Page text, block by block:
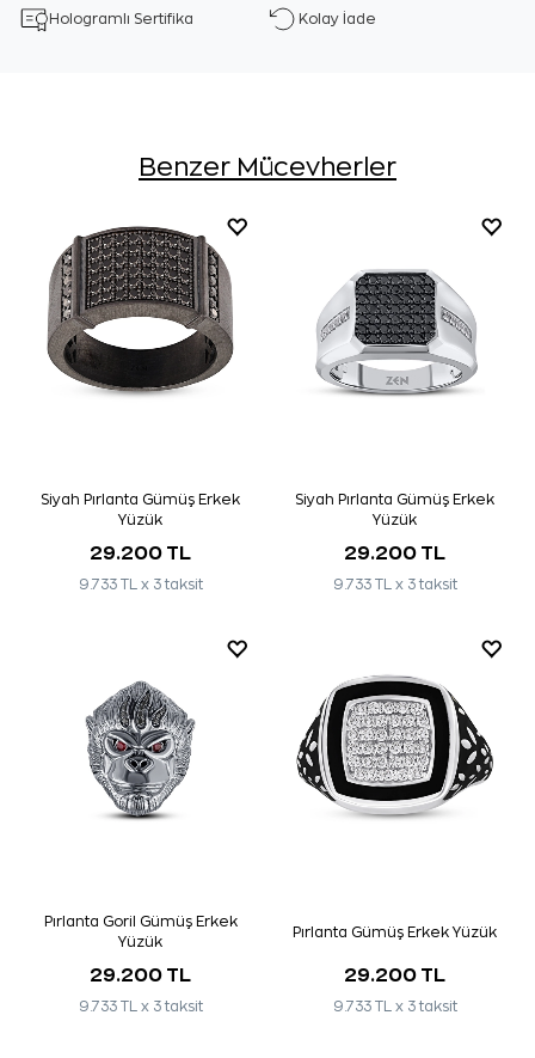
Hologramlı Sertifika Kolay İade
Benzer Mücevherler
Siyah Pırlanta Gümüş Erkek
Yüzük
29.200 TL
9.733 TL x 3 taksit
Siyah Pırlanta Gümüş Erkek
Yüzük
29.200 TL
9.733 TL x 3 taksit
Pırlanta Goril Gümüş Erkek
Yüzük
29.200 TL
9.733 TL x 3 taksit
Pırlanta Gümüş Erkek Yüzük
29.200 TL
9.733 TL x 3 taksit